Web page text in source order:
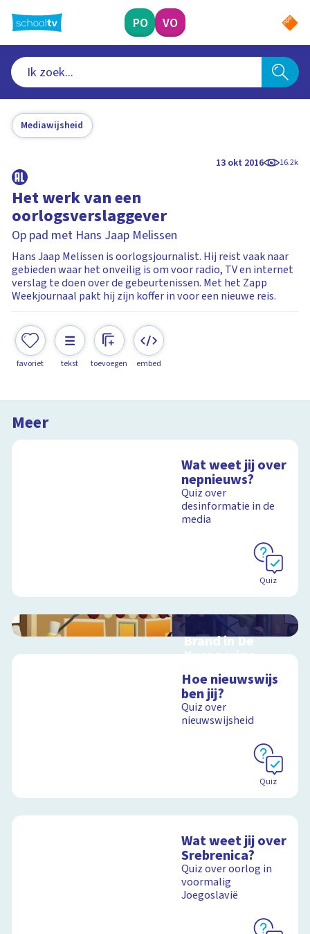
naar
hoofdinhoud
PO VO
Mediawijsheid
13 okt 2016 16.2k
Het werk van een
oorlogsverslaggever
Op pad met Hans Jaap Melissen
Hans Jaap Melissen is oorlogsjournalist. Hij reist vaak naar
gebieden waar het onveilig is om voor radio, TV en internet
verslag te doen over de gebeurtenissen. Met het Zapp
Weekjournaal pakt hij zijn koffer in voor een nieuwe reis.
favoriet tekst toevoegen embed
Meer
Wat weet jij over
nepnieuws?
Quiz over
desinformatie in de
media
Quiz
Brand in De
Knapperige
Korst
Kruip in de rol van
journalist,
juicevlogger of
onderzoeksjournalist
Schoolplaat
Hoe nieuwswijs
ben jij?
Quiz over
nieuwswijsheid
Quiz
Wat weet jij over
Srebrenica?
Quiz over oorlog in
voormalig
Joegoslavië